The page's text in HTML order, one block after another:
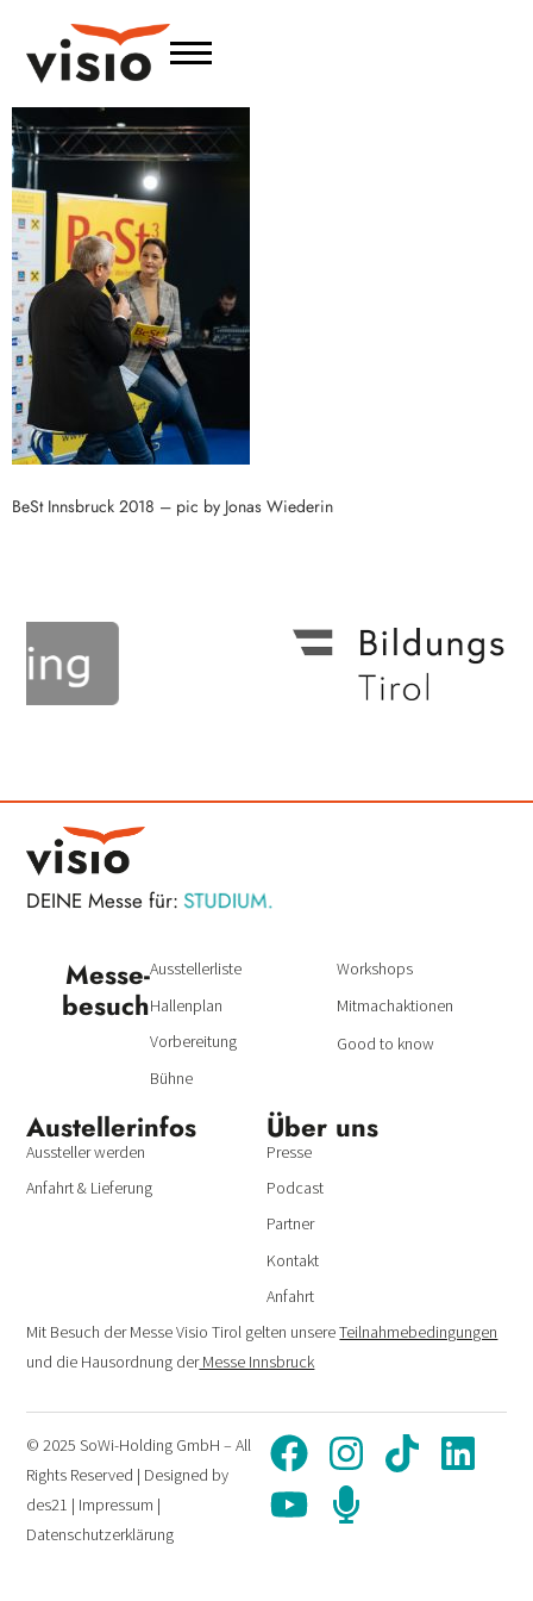
BeSt Innsbruck 2018 – pic by Jonas Wiederin
DEINE Messe für: BERUF.
STUDIUM.
Messe­
besuch
Ausstellerliste
Hallenplan
Vorbereitung
Bühne
Workshops
Mitmachaktionen
Good to know
Austeller­infos
Aussteller werden
Anfahrt & Lieferung
Über uns
Presse
Podcast
Partner
Kontakt
Anfahrt
Mit Besuch der Messe Visio Tirol gelten unsereTeilnahmebedingungen
und die Hausordnung derMesse Innsbruck
© 2025 SoWi-Holding GmbH – All
Rights Reserved | Designed by
des21 | Impressum |
Datenschutzerklärung